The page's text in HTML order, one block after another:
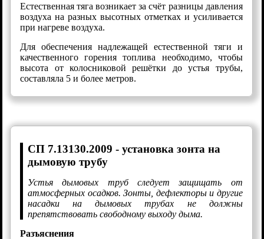
Естественная тяга возникает за счёт разницы давления
воздуха на разных высотных отметках и усиливается
при нагреве воздуха.
Для обеспечения надлежащей естественной тяги и
качественного горения топлива необходимо, чтобы
высота от колосниковой решётки до устья трубы,
составляла 5 и более метров.
СП 7.13130.2009 - установка зонта на
дымовую трубу
Устья дымовых труб следует защищать от
атмосферных осадков. Зонты, дефлекторы и другие
насадки на дымовых трубах не должны
препятствовать свободному выходу дыма.
Разъяснения